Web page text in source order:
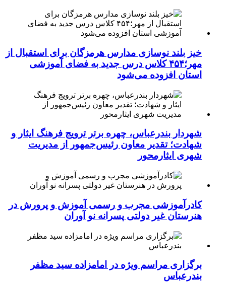
خیز بلند نوسازی مدارس هرمزگان برای استقبال از
مهر؛۴۵۴ کلاس درس جدید به فضای آموزشی
استان افزوده می‌شود
شهردار بندرعباس، چهره برتر ترویج فرهنگ ایثار و
شهادت؛ تقدیر معاون رئیس‌جمهور از مدیریت
شهری ایثارمحور
کادرآموزشی مجرب و رسمی آموزش و پرورش در
هنرستان غیر دولتی پسرانه نو آوران
برگزاری مراسم ویژه در امامزاده سید مظفر
بندرعباس